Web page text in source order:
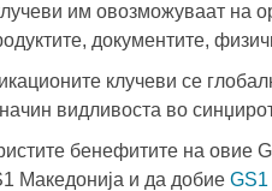
им овозможуваат на
документите,
клучеви се
начин видливоста во
бенефитите на овие
Македонија и да добие